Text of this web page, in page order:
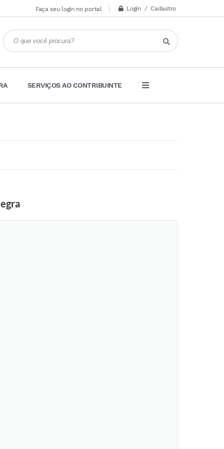
Faça seu login no portal Login / Cadastro
SERVIÇOS AO CONTRIBUINTE